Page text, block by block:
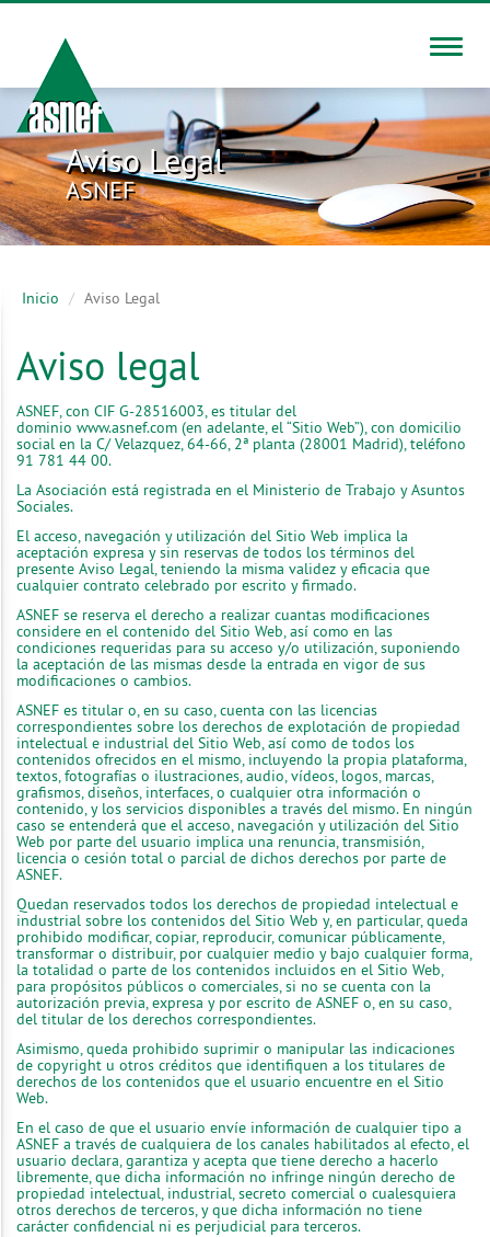
Toggle
Aviso Legal
ASNEF
Inicio Aviso Legal
Aviso legal
ASNEF, con CIF G-28516003, es titular del
dominio www.asnef.com (en adelante, el “Sitio Web”), con domicilio
social en la C/ Velazquez, 64-66, 2ª planta (28001 Madrid), teléfono
91 781 44 00.
La Asociación está registrada en el Ministerio de Trabajo y Asuntos
Sociales.
El acceso, navegación y utilización del Sitio Web implica la
aceptación expresa y sin reservas de todos los términos del
presente Aviso Legal, teniendo la misma validez y eficacia que
cualquier contrato celebrado por escrito y firmado.
ASNEF se reserva el derecho a realizar cuantas modificaciones
considere en el contenido del Sitio Web, así como en las
condiciones requeridas para su acceso y/o utilización, suponiendo
la aceptación de las mismas desde la entrada en vigor de sus
modificaciones o cambios.
ASNEF es titular o, en su caso, cuenta con las licencias
correspondientes sobre los derechos de explotación de propiedad
intelectual e industrial del Sitio Web, así como de todos los
contenidos ofrecidos en el mismo, incluyendo la propia plataforma,
textos, fotografías o ilustraciones, audio, vídeos, logos, marcas,
grafismos, diseños, interfaces, o cualquier otra información o
contenido, y los servicios disponibles a través del mismo. En ningún
caso se entenderá que el acceso, navegación y utilización del Sitio
Web por parte del usuario implica una renuncia, transmisión,
licencia o cesión total o parcial de dichos derechos por parte de
ASNEF.
Quedan reservados todos los derechos de propiedad intelectual e
industrial sobre los contenidos del Sitio Web y, en particular, queda
prohibido modificar, copiar, reproducir, comunicar públicamente,
transformar o distribuir, por cualquier medio y bajo cualquier forma,
la totalidad o parte de los contenidos incluidos en el Sitio Web,
para propósitos públicos o comerciales, si no se cuenta con la
autorización previa, expresa y por escrito de ASNEF o, en su caso,
del titular de los derechos correspondientes.
Asimismo, queda prohibido suprimir o manipular las indicaciones
de copyright u otros créditos que identifiquen a los titulares de
derechos de los contenidos que el usuario encuentre en el Sitio
Web.
En el caso de que el usuario envíe información de cualquier tipo a
ASNEF a través de cualquiera de los canales habilitados al efecto, el
usuario declara, garantiza y acepta que tiene derecho a hacerlo
libremente, que dicha información no infringe ningún derecho de
propiedad intelectual, industrial, secreto comercial o cualesquiera
otros derechos de terceros, y que dicha información no tiene
carácter confidencial ni es perjudicial para terceros.